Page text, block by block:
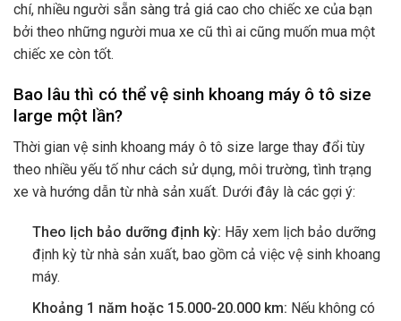
chí, nhiều người sẵn sàng trả giá cao cho chiếc xe của bạn
bởi theo những người mua xe cũ thì ai cũng muốn mua một
chiếc xe còn tốt.
Bao lâu thì có thể vệ sinh khoang máy ô tô size
large một lần?
Thời gian vệ sinh khoang máy ô tô size large thay đổi tùy
theo nhiều yếu tố như cách sử dụng, môi trường, tình trạng
xe và hướng dẫn từ nhà sản xuất. Dưới đây là các gợi ý:
Theo lịch bảo dưỡng định kỳ: Hãy xem lịch bảo dưỡng
định kỳ từ nhà sản xuất, bao gồm cả việc vệ sinh khoang
máy.
Khoảng 1 năm hoặc 15.000-20.000 km: Nếu không có